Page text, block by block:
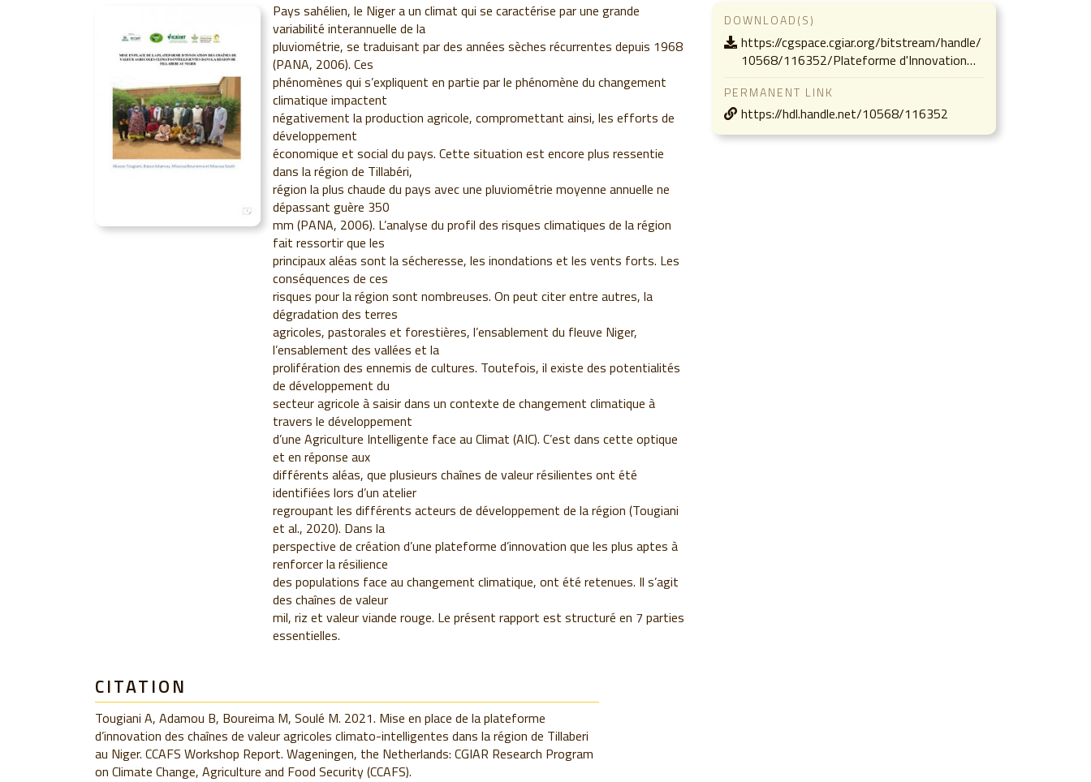
Pays sahélien, le Niger a un climat qui se caractérise par une grande
variabilité interannuelle de la
pluviométrie, se traduisant par des années sèches récurrentes depuis 1968
(PANA, 2006). Ces
phénomènes qui s’expliquent en partie par le phénomène du changement
climatique impactent
négativement la production agricole, compromettant ainsi, les efforts de
développement
économique et social du pays. Cette situation est encore plus ressentie
dans la région de Tillabéri,
région la plus chaude du pays avec une pluviométrie moyenne annuelle ne
dépassant guère 350
mm (PANA, 2006). L’analyse du profil des risques climatiques de la région
fait ressortir que les
principaux aléas sont la sécheresse, les inondations et les vents forts. Les
conséquences de ces
risques pour la région sont nombreuses. On peut citer entre autres, la
dégradation des terres
agricoles, pastorales et forestières, l’ensablement du fleuve Niger,
l’ensablement des vallées et la
prolifération des ennemis de cultures. Toutefois, il existe des potentialités
de développement du
secteur agricole à saisir dans un contexte de changement climatique à
travers le développement
d’une Agriculture Intelligente face au Climat (AIC). C’est dans cette optique
et en réponse aux
différents aléas, que plusieurs chaînes de valeur résilientes ont été
identifiées lors d’un atelier
regroupant les différents acteurs de développement de la région (Tougiani
et al., 2020). Dans la
perspective de création d’une plateforme d’innovation que les plus aptes à
renforcer la résilience
des populations face au changement climatique, ont été retenues. Il s’agit
des chaînes de valeur
mil, riz et valeur viande rouge. Le présent rapport est structuré en 7 parties
essentielles.
CITATION
Tougiani A, Adamou B, Boureima M, Soulé M. 2021. Mise en place de la plateforme
d’innovation des chaînes de valeur agricoles climato-intelligentes dans la région de Tillaberi
au Niger. CCAFS Workshop Report. Wageningen, the Netherlands: CGIAR Research Program
on Climate Change, Agriculture and Food Security (CCAFS).
DOWNLOAD(S)
https://cgspace.cgiar.org/bitstream/handle/
10568/116352/Plateforme d'Innovation…
PERMANENT LINK
https://hdl.handle.net/10568/116352